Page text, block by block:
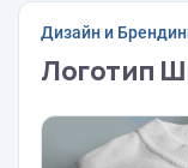
Дизайн и
Логотип